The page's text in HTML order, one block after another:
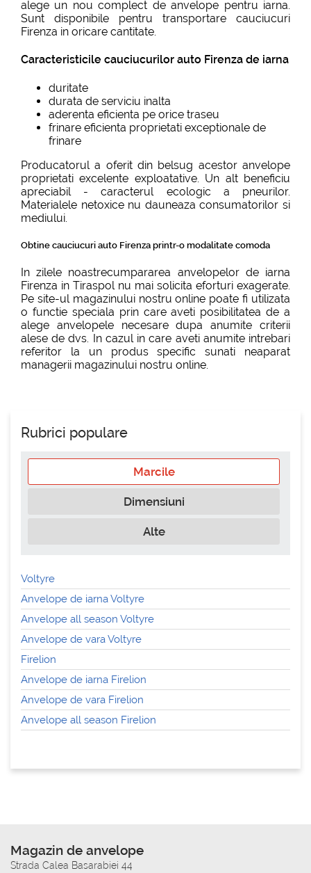
alege un nou complect de anvelope pentru iarna.
Sunt disponibile pentru transportare cauciucuri
Firenza in oricare cantitate.
Caracteristicile cauciucurilor auto Firenza de iarna
duritate
durata de serviciu inalta
aderenta eficienta pe orice traseu
frinare eficienta proprietati exceptionale de
frinare
Producatorul a oferit din belsug acestor anvelope
proprietati excelente exploatative. Un alt beneficiu
apreciabil - caracterul ecologic a pneurilor.
Materialele netoxice nu dauneaza consumatorilor si
mediului.
Obtine cauciucuri auto Firenza printr-o modalitate comoda
In zilele noastrecumpararea anvelopelor de iarna
Firenza in Tiraspol nu mai solicita eforturi exagerate.
Pe site-ul magazinului nostru online poate fi utilizata
o functie speciala prin care aveti posibilitatea de a
alege anvelopele necesare dupa anumite criterii
alese de dvs. In cazul in care aveti anumite intrebari
referitor la un produs specific sunati neaparat
managerii magazinului nostru online.
Rubrici populare
Marcile
Dimensiuni
Alte
Voltyre
Anvelope de iarna Voltyre
Anvelope all season Voltyre
Anvelope de vara Voltyre
Firelion
Anvelope de iarna Firelion
Anvelope de vara Firelion
Anvelope all season Firelion
Magazin de anvelope
Strada Calea Basarabiei 44